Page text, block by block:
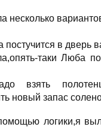
несколько
в дверь
таки Люба
взять
новый запас
логики,я